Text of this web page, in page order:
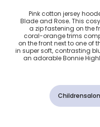
بقرة
Pink cotton jersey
Blade and Rose. This
a zip fastening on the
coral-orange trims
on the front next to one of
in super soft, contrasting
an adorable Bonnie